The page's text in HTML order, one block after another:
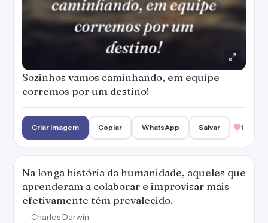
Sozinhos vamos caminhando, em equipe
corremos por um destino!
Criar imagem Copiar WhatsApp Salvar 1
Na longa história da humanidade, aqueles que
aprenderam a colaborar e improvisar mais
efetivamente têm prevalecido.
— Charles Darwin